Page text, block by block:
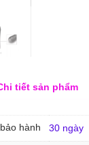
tiết sản phẩm
hành 30 ngày